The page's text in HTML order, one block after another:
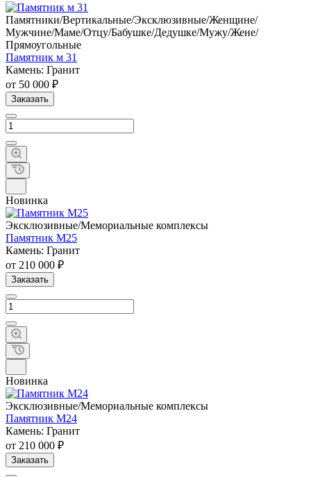
Памятники/Вертикальные/Эксклюзивные/Женщине/
Мужчине/Маме/Отцу/Бабушке/Дедушке/Мужу/Жене/
Прямоугольные
Памятник м 31
Камень: Гранит
от 50 000 ₽
Заказать
Новинка
Эксклюзивные/Мемориальные комплексы
Памятник М25
Камень: Гранит
от 210 000 ₽
Заказать
Новинка
Эксклюзивные/Мемориальные комплексы
Памятник М24
Камень: Гранит
от 210 000 ₽
Заказать